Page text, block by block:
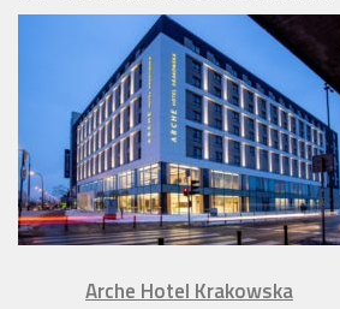
PODCAST: GRAND BAR INTERNATIONAL
Audio
přehrávač
00:00
DOPORUČUJEME HOTEL VE VARŠAVĚ: